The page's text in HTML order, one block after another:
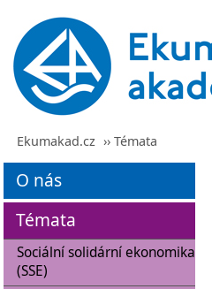
Ekumakad.cz ›› Témata
O nás
Témata
Sociální solidární ekonomika
(SSE)